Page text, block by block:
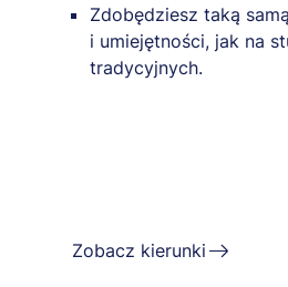
Zdobędziesz taką
i umiejętności, jak na
tradycyjnych.
Zobacz kierunki